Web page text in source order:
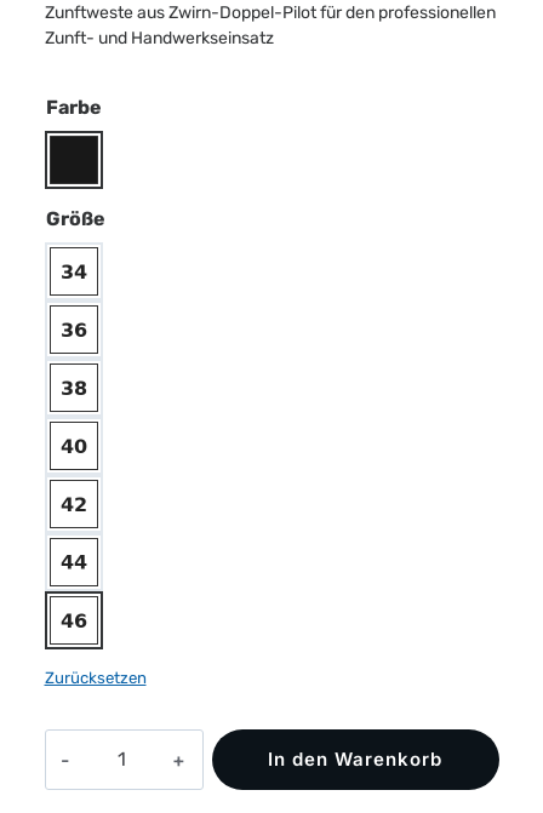
Zunftweste aus Zwirn-Doppel-Pilot für den professionellen
Zunft- und Handwerkseinsatz
Farbe
Größe
Zurücksetzen
Zunftweste
In den Warenkorb